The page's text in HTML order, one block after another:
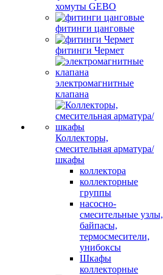
хомуты GEBO
фитинги цанговые
фитинги Чермет
электромагнитные
клапана
Коллекторы,
смесительная арматура/
шкафы
коллектора
коллекторные
группы
насосно-
смесительные узлы,
байпасы,
термосмесители,
унибоксы
Шкафы
коллекторные